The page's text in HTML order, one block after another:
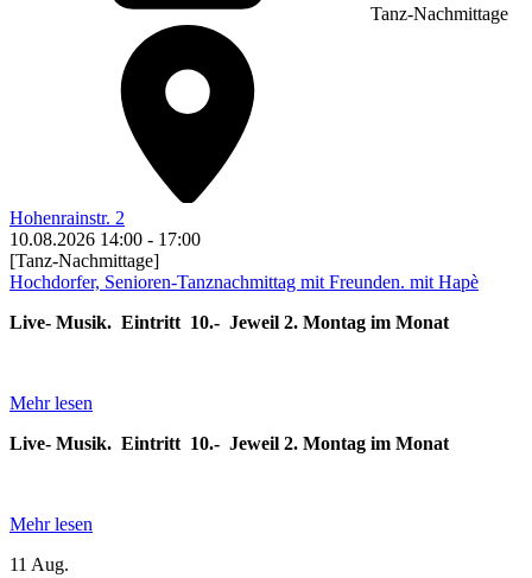
Tanz-Nachmittage
Hohenrainstr. 2
10.08.2026 14:00 - 17:00
[Tanz-Nachmittage]
Hochdorfer, Senioren-Tanznachmittag mit Freunden. mit Hapè
Live- Musik. Eintritt 10.- Jeweil 2. Montag im Monat
Mehr lesen
Live- Musik. Eintritt 10.- Jeweil 2. Montag im Monat
Mehr lesen
11 Aug.